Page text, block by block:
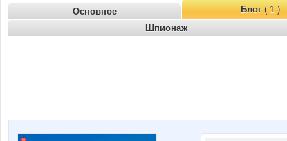
Основное Блог( 1 )
Шпионаж